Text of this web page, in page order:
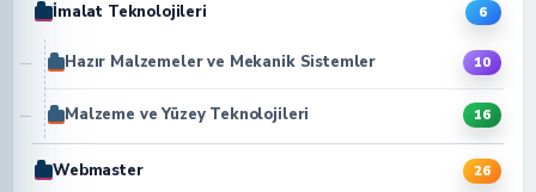
İmalat Teknolojileri 6
Hazır Malzemeler ve Mekanik Sistemler 10
Malzeme ve Yüzey Teknolojileri 16
Webmaster 26